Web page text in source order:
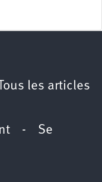
Tous les articles
- Se